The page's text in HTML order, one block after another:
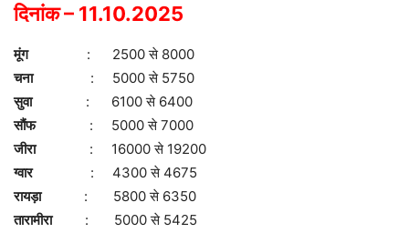
दिनांक – 11.10.2025
मूंग: 2500 से 8000
चना : 5000 से 5750
सुवा : 6100 से 6400
सौंफ
: 5000 से 7000
जीरा : 16000 से 19200
ग्वार
: 4300 से 4675
रायड़ा : 5800 से 6350
तारामीरा: 5000 से 5425